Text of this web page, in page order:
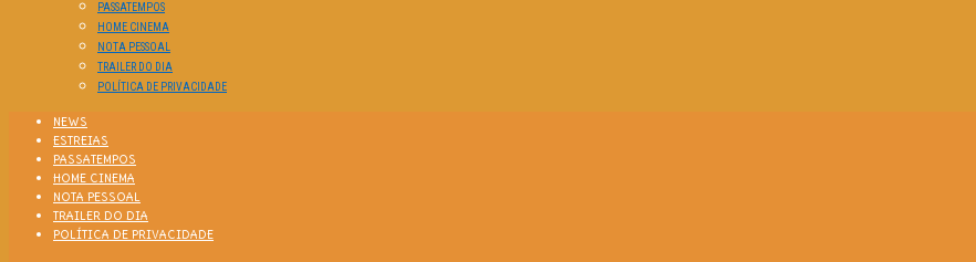
PASSATEMPOS
HOME CINEMA
NOTA PESSOAL
TRAILER DO DIA
POLÍTICA DE PRIVACIDADE
NEWS
ESTREIAS
PASSATEMPOS
HOME CINEMA
NOTA PESSOAL
TRAILER DO DIA
POLÍTICA DE PRIVACIDADE